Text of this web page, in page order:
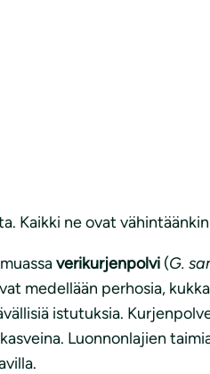
Kaikki ne ovat
verikurjenpolvi (G.
perhosia,
istutuksia.
Luonnonlajien